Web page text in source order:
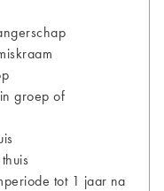
groep of
tot 1 jaar na